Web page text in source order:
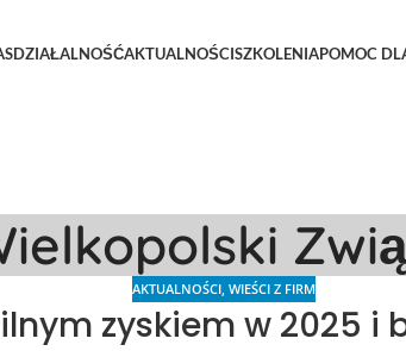
DZIAŁALNOŚĆAKTUALNOŚCISZKOLENIAPOMOC
AKTUALNOŚCI,WIEŚCI Z FIRM
zyskiem w 2025